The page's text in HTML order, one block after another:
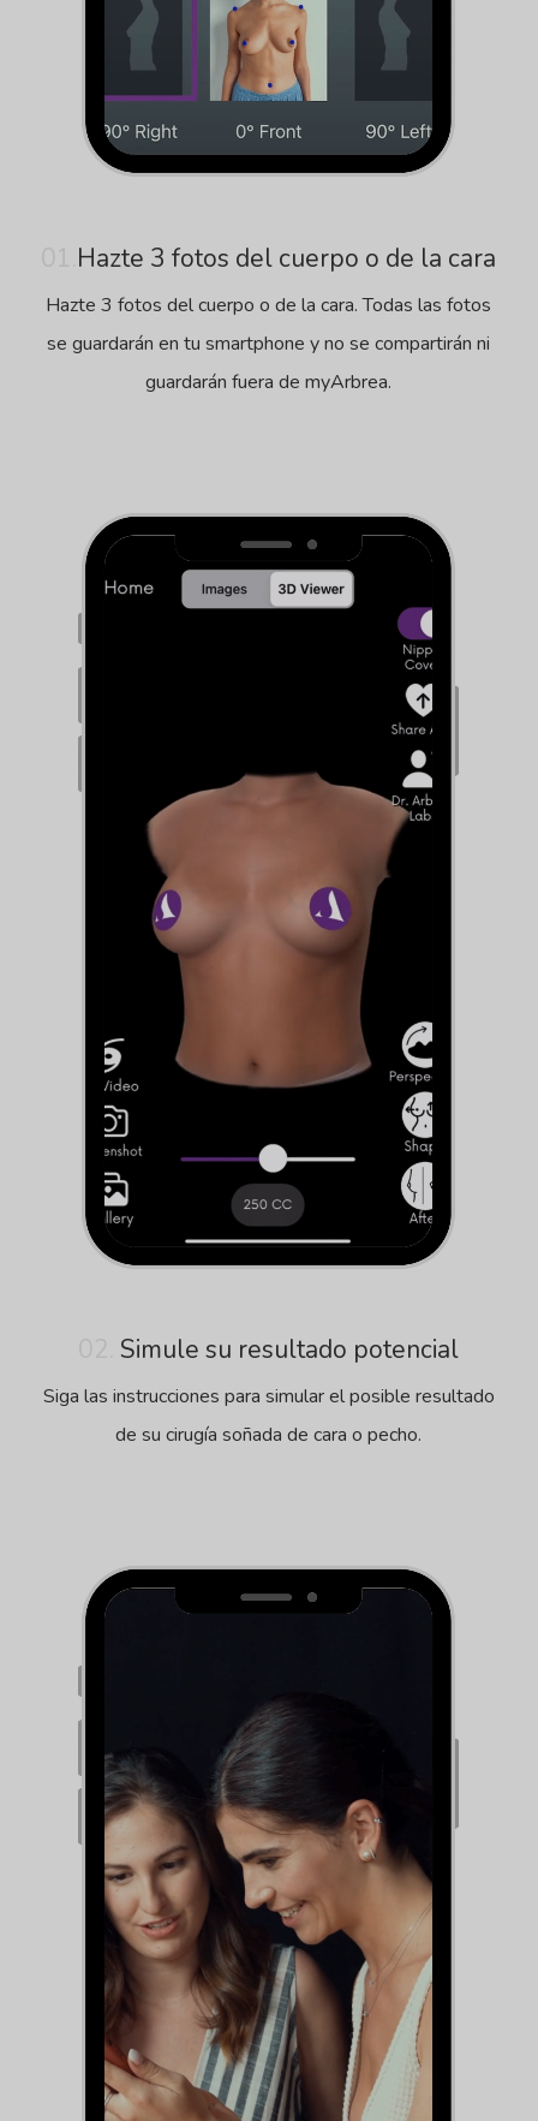
Hazte 3 fotos del cuerpo o de la cara
Hazte 3 fotos del cuerpo o de la cara. Todas las fotos
se guardarán en tu smartphone y no se compartirán ni
guardarán fuera de myArbrea.
Simule su resultado potencial
Siga las instrucciones para simular el posible resultado
de su cirugía soñada de cara o pecho.